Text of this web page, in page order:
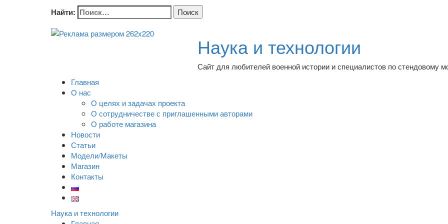
Найти:
Наука и технологии
Сайт для любителей военной истории и специалистов по стендовому
Главная
О нас
О целях и задачах проекта
О сотрудничестве с приглашенными авторами
О работе магазина
Новости
Статьи
Модели/Макеты
Магазин
Контакты
Наука и технологии